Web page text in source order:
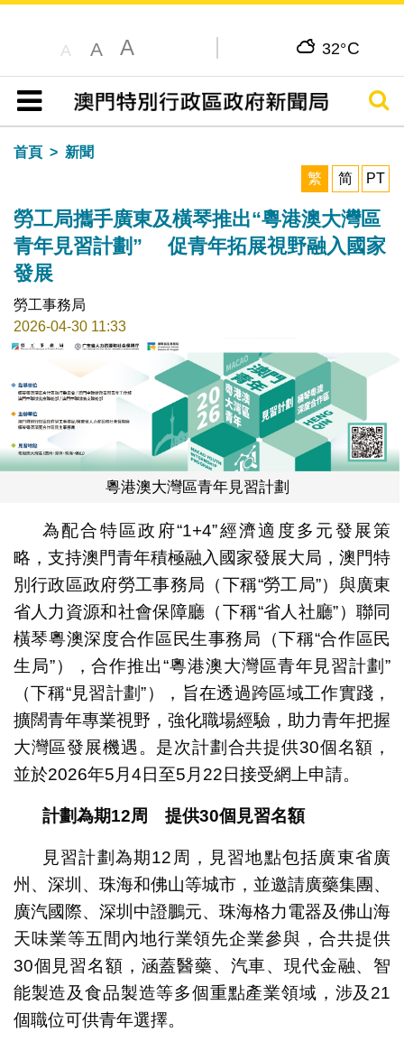
A A A 32°C
目錄
搜尋
首頁
新聞
繁
简 PT
勞工局攜手廣東及橫琴推出“粵港澳大灣區
青年見習計劃” 促青年拓展視野融入國家
發展
勞工事務局
2026-04-30 11:33
粵港澳大灣區青年見習計劃
為配合特區政府“1+4”經濟適度多元發展策
略，支持澳門青年積極融入國家發展大局，澳門特
別行政區政府勞工事務局（下稱“勞工局”）與廣東
省人力資源和社會保障廳（下稱“省人社廳”）聯同
橫琴粵澳深度合作區民生事務局（下稱“合作區民
生局”），合作推出“粵港澳大灣區青年見習計劃”
（下稱“見習計劃”），旨在透過跨區域工作實踐，
擴闊青年專業視野，強化職場經驗，助力青年把握
大灣區發展機遇。是次計劃合共提供30個名額，
並於2026年5月4日至5月22日接受網上申請。
計劃為期12周 提供30個見習名額
見習計劃為期12周，見習地點包括廣東省廣
州、深圳、珠海和佛山等城市，並邀請廣藥集團、
廣汽國際、深圳中證鵬元、珠海格力電器及佛山海
天味業等五間內地行業領先企業參與，合共提供
30個見習名額，涵蓋醫藥、汽車、現代金融、智
能製造及食品製造等多個重點產業領域，涉及21
個職位可供青年選擇。